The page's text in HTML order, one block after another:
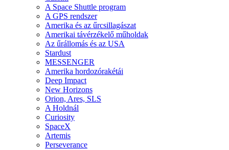
A Space Shuttle program
A GPS rendszer
Amerika és az űrcsillagászat
Amerikai távérzékelő műholdak
Az űrállomás és az USA
Stardust
MESSENGER
Amerika hordozórakétái
Deep Impact
New Horizons
Orion, Ares, SLS
A Holdnál
Curiosity
SpaceX
Artemis
Perseverance